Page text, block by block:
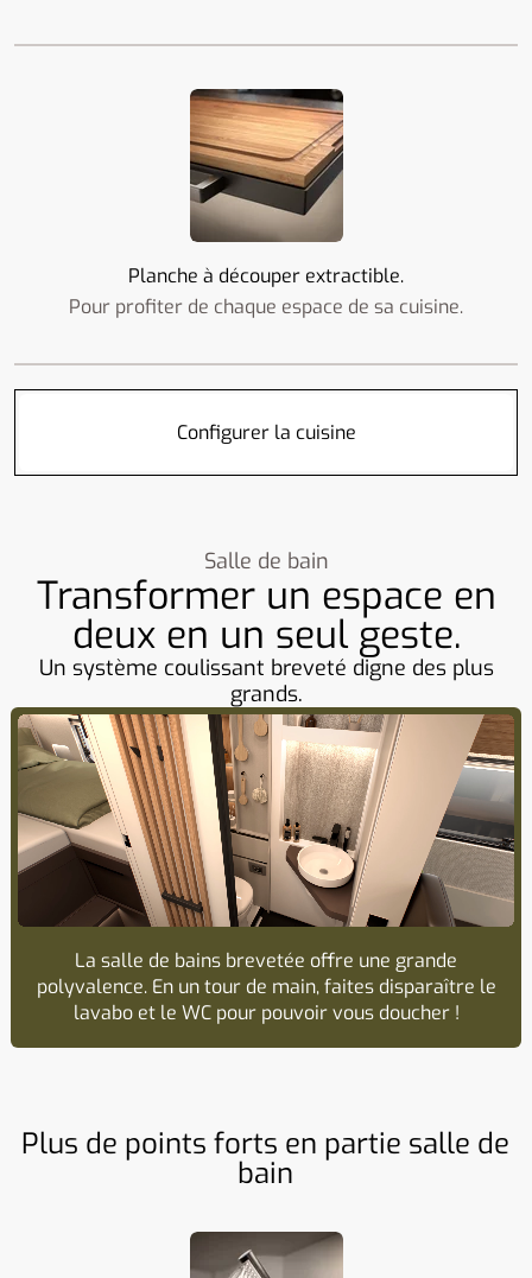
Planche à découper extractible.
Pour profiter de chaque espace de sa cuisine.
Configurer la cuisine
Salle de bain
Transformer un espace en
deux en un seul geste.
Un système coulissant breveté digne des plus
grands.
La salle de bains brevetée offre une grande
polyvalence. En un tour de main, faites disparaître le
lavabo et le WC pour pouvoir vous doucher !
Plus de points forts en partie salle de
bain